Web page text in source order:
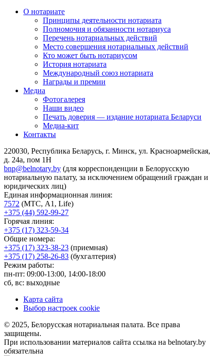
О нотариате
Принципы деятельности нотариата
Полномочия и обязанности нотариуса
Перечень нотариальных действий
Место совершения нотариальных действий
Кто может быть нотариусом
История нотариата
Международный союз нотариата
Награды и премии
Медиа
Фотогалерея
Наши видео
Печать доверия — издание нотариата Беларуси
Медиа-кит
Контакты
220030, Республика Беларусь, г. Минск, ул. Красноармейская,
д. 24а, пом 1Н
bnp@belnotary.by (для корреспонденции в Белорусскую
нотариальную палату, за исключением обращений граждан и
юридических лиц)
Единая информационная линия:
7572 (МТС, A1, Life)
+375 (44) 592-99-27
Горячая линия:
+375 (17) 323-59-34
Общие номера:
+375 (17) 323-38-23 (приемная)
+375 (17) 258-26-83 (бухгалтерия)
Режим работы:
пн-пт: 09:00-13:00, 14:00-18:00
сб, вс: выходные
Карта сайта
Выбор настроек cookie
© 2025, Белорусская нотариальная палата. Все права
защищены.
При использовании материалов сайта ссылка на belnotary.by
обязательна